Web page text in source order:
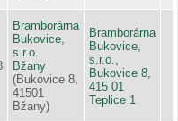
Bramborárna
Bukovice,
s.r.o.
Bžany
(Bukovice 8,
41501
Bžany)
Bramborárna
Bukovice,
s.r.o.,
Bukovice 8,
415 01
Teplice 1